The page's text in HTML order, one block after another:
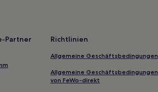
in Weymouth
in Lyme Regis
Partner
Richtlinien
Allgemeine Geschäftsbedingungen
Allgemeine Geschäftsbedingungen
von FeWo-direkt